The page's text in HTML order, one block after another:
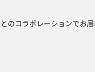
のコラボレーションでお